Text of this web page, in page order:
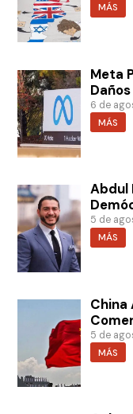
MÁS
Meta
6 de
MÁS
Abdul
5 de
MÁS
China
5 de
MÁS